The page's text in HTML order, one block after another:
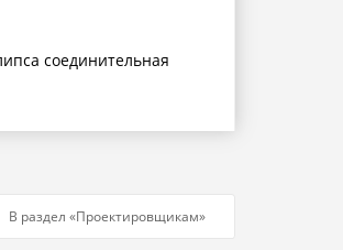
соединительная
В раздел «Проектировщикам»